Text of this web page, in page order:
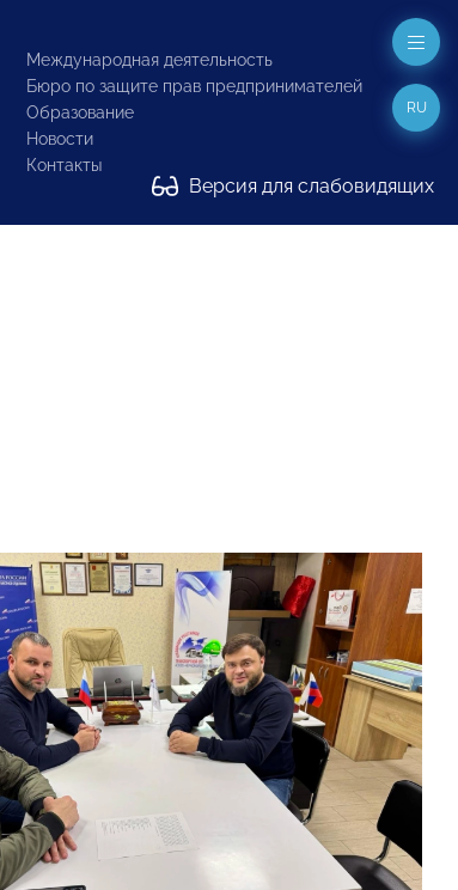
Международная деятельность
Бюро по защите прав предпринимателей
Образование
Новости
Контакты
Версия для слабовидящих
RU